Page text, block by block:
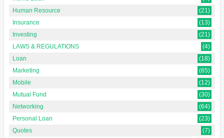
Human Resource
(21)
Insurance
(13)
Investing
(21)
LAWS & REGULATIONS
(4)
Loan
(18)
Marketing
(65)
Mobile
(12)
Mutual Fund
(30)
Networking
(64)
Personal Loan
(23)
Quotes
(7)